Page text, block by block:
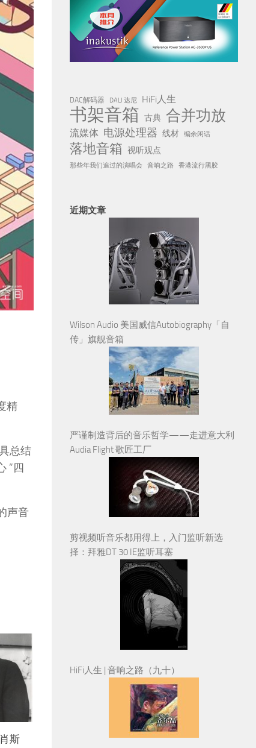
精
总结
”四
声音
斯
DAC解码器 DALI 达尼 HiFi人生
书架音箱 古典 合并功放
流媒体 电源处理器 线材 编余闲话
落地音箱 视听观点
那些年我们追过的演唱会 音响之路 香港流行黑胶
近期文章
Wilson Audio 美国威信Autobiography「自
传」旗舰音箱
严谨制造背后的音乐哲学——走进意大利
Audia Flight 歌匠工厂
剪视频听音乐都用得上，入门监听新选
择：拜雅DT 30 IE监听耳塞
HiFi人生 | 音响之路（九十）